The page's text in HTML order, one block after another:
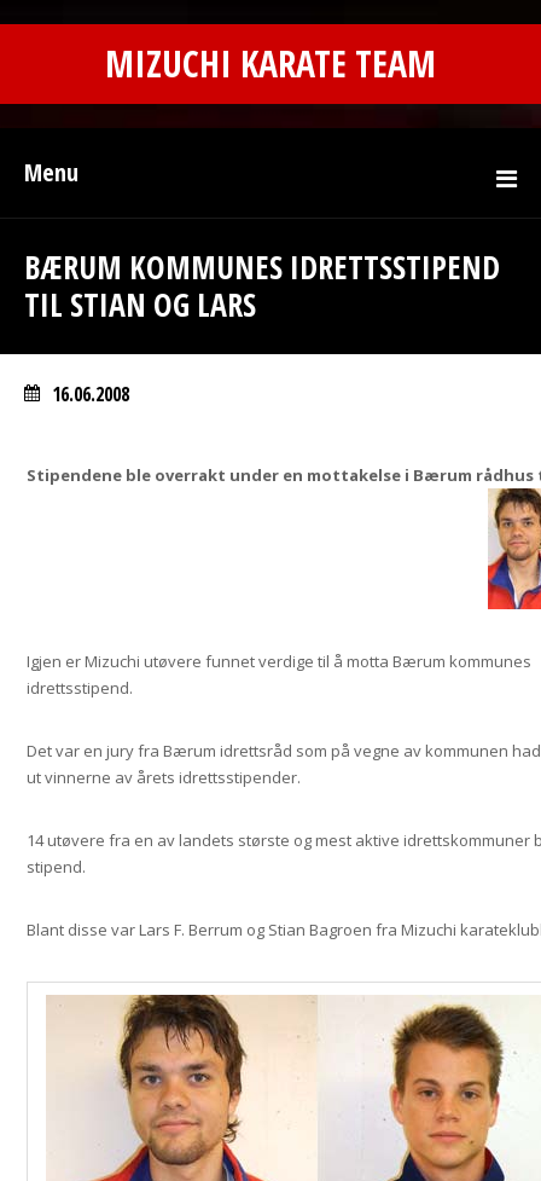
MIZUCHI KARATE TEAM
Menu
BÆRUM KOMMUNES IDRETTSSTIPEND
TIL STIAN OG LARS
16.06.2008
Stipendene ble overrakt under en mottakelse i Bærum rådhus
Igjen er Mizuchi utøvere funnet verdige til å motta Bærum kommunes
idrettsstipend.
Det var en jury fra Bærum idrettsråd som på vegne av kommunen
ut vinnerne av årets idrettsstipender.
14 utøvere fra en av landets største og mest aktive idrettskommuner
stipend.
Blant disse var Lars F. Berrum og Stian Bagroen fra Mizuchi